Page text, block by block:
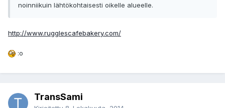
noinniikuin lähtökohtaisesti oikelle alueelle.
http://www.rugglescafebakery.com/
:o
TransSami